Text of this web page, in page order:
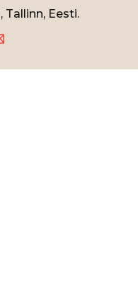
Tallinn, Eesti.